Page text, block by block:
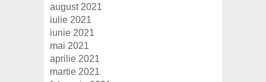
august 2021
iulie 2021
iunie 2021
mai 2021
aprilie 2021
martie 2021